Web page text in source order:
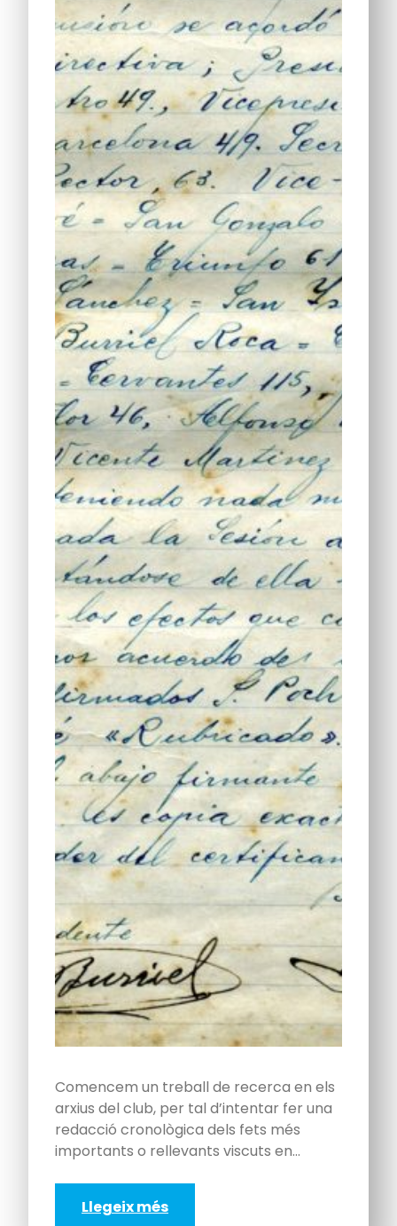
Comencem un treball de recerca en els
arxius del club, per tal d’intentar fer una
redacció cronològica dels fets més
importants o rellevants viscuts en…
Llegeix més